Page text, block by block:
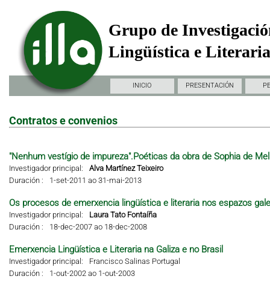
Grupo de
Lingüística e
INICIO PRESENTACIÓN
Contratos e convenios
"Nenhum vestígio de impureza".Poéticas da obra de Sophia de
Investigador principal:
Alva Martínez Teixeiro
Duración :
1-set-2011 ao 31-mai-2013
Os procesos de emerxencia lingüística e literaria nos espazos
Investigador principal:
Laura Tato Fontaíña
Duración :
18-dec-2007 ao 18-dec-2008
Emerxencia Lingüística e Literaria na Galiza e no Brasil
Investigador principal:
Francisco Salinas Portugal
Duración :
1-out-2002 ao 1-out-2003